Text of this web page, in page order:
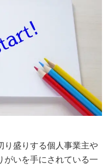
り盛りする個人事業主や
がいを手にされている一